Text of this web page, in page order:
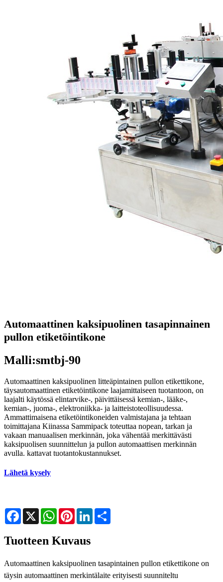
Automaattinen kaksipuolinen tasapinnainen
pullon etiketöintikone
Malli:smtbj-90
Automaattinen kaksipuolinen litteäpintainen pullon etikettikone,
täysautomaattinen etiketöintikone laajamittaiseen tuotantoon, on
laajalti käytössä elintarvike-, päivittäisessä kemian-, lääke-,
kemian-, juoma-, elektroniikka- ja laitteistoteollisuudessa.
Ammattimaisena etiketöintikoneiden valmistajana ja tehtaan
toimittajana Kiinassa Sammipack toteuttaa nopean, tarkan ja
vakaan manuaalisen merkinnän, joka vähentää merkittävästi
kaksipuolisen suunnittelun ja pullon automaattisen merkinnän
avulla. kattavat tuotantokustannukset.
Lähetä kysely
Facebook
X WhatsAppPinterestLinkedIn
Tuotteen Kuvaus
Automaattinen kaksipuolinen tasapintainen pullon etikettikone on
täysin automaattinen merkintälaite erityisesti suunniteltu